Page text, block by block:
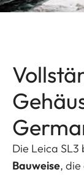
Die Leica
Bauweise,